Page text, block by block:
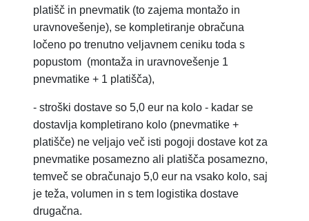
platišč in pnevmatik (to zajema montažo in
uravnovešenje), se kompletiranje obračuna
ločeno po trenutno veljavnem ceniku toda s
popustom (montaža in uravnovešenje 1
pnevmatike + 1 platišča),
- stroški dostave so 5,0 eur na kolo - kadar se
dostavlja kompletirano kolo (pnevmatike +
platišče) ne veljajo več isti pogoji dostave kot za
pnevmatike posamezno ali platišča posamezno,
temveč se obračunajo 5,0 eur na vsako kolo, saj
je teža, volumen in s tem logistika dostave
drugačna.